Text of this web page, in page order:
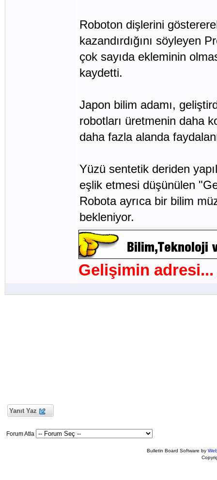
Roboton dişlerini
kazandırdığını söyleyen
çok sayıda ekleminin
kaydetti.
Japon bilim adamı,
robotları üretmenin daha
daha fazla alanda
Yüzü sentetik deriden
eşlik etmesi düşünülen
Robota ayrıca bir bilim
bekleniyor.
Gelişimin adresi...
Yanıt Yaz
Forum Atla
Bulletin Board Software by